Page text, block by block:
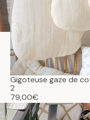
Gigoteuse gaze de
2
79,00€